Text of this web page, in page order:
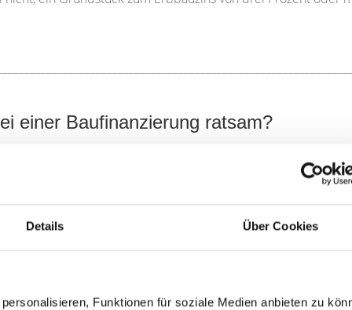
Details Über Cookies
Funktionen für soziale Medien anbieten zu
einer Baufinanzierung ratsam?
Bauherren und Immobilienkäufer sollten sich
Gesichtspunkten wird der